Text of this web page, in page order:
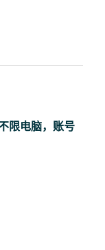
限电脑，账号